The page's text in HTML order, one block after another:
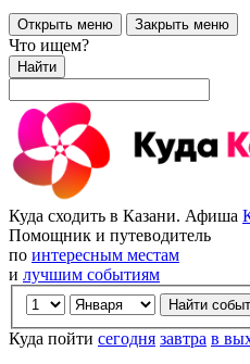
Открыть меню Закрыть меню
Что ищем?
Найти
Куда сходить в Казани. Афиша
Помощник и путеводитель
по интересным местам
и лучшим событиям
Куда пойти сегодня завтра в